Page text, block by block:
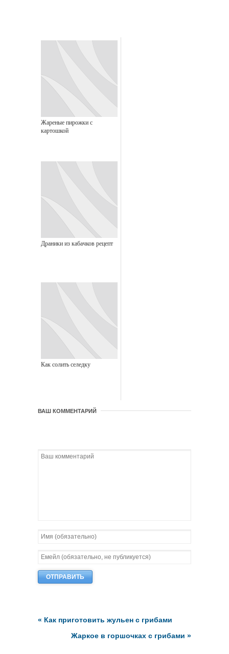
Жареные пирожки с
картошкой
Драники из кабачков рецепт
Как солить селедку
ВАШ КОММЕНТАРИЙ
« Как приготовить жульен с грибами
Жаркое в горшочках с грибами »